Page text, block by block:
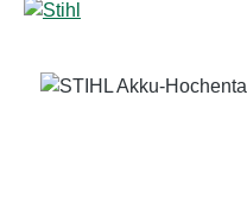
Bildergalerie überspringen